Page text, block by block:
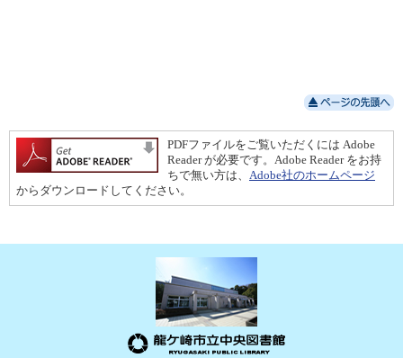
PDFファイルをご覧いただくには Adobe
Reader が必要です。Adobe Reader をお持
ちで無い方は、 Adobe社のホームページ
からダウンロードしてください。